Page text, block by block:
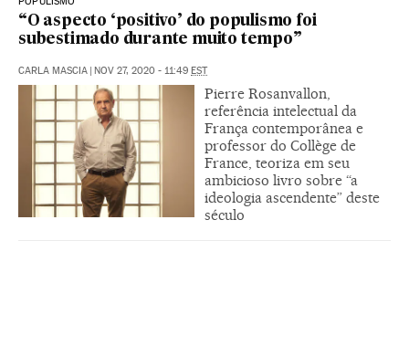
“O aspecto ‘positivo’ do populismo foi
subestimado durante muito tempo”
CARLA MASCIA NOV 27, 2020 - 11:49 EST
Pierre Rosanvallon,
referência intelectual da
França contemporânea e
professor do Collège de
France, teoriza em seu
ambicioso livro sobre “a
ideologia ascendente” deste
século